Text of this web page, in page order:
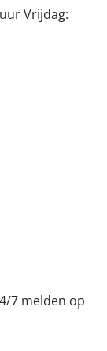
Vrijdag:
7 melden op